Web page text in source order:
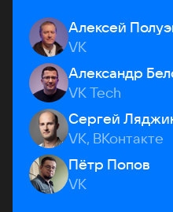
Алексей
VK
Александр
VK Tech
Сергей
VK, ВКонтакте
Пётр Попов
VK